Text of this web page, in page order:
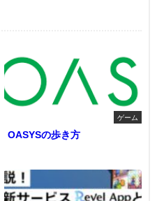
ゲーム
OASYSの歩き方